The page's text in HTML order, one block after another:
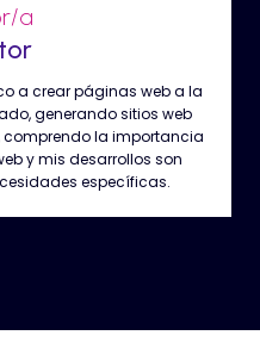
a
a crear páginas web a la
generando sitios web
la importancia
y mis desarrollos son
específicas.